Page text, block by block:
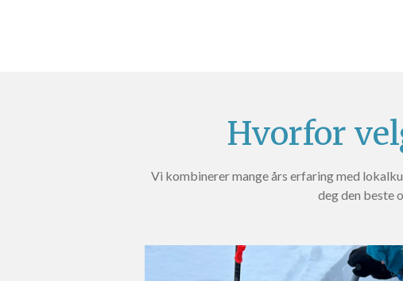
Hvorfor
Vi kombinerer mange års erfaring med
deg den beste